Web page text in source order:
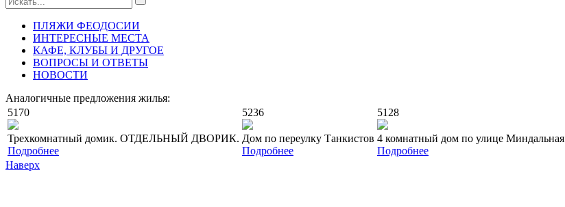
ПЛЯЖИ ФЕОДОСИИ
ИНТЕРЕСНЫЕ МЕСТА
КАФЕ, КЛУБЫ И ДРУГОЕ
ВОПРОСЫ И ОТВЕТЫ
НОВОСТИ
Аналогичные предложения жилья:
5170
Трехкомнатный домик. ОТДЕЛЬНЫЙ ДВОРИК.
Подробнее
5236
Дом по переулку Танкистов
Подробнее
5128
4 комнатный дом по улице Миндальная
Подробнее
Наверх